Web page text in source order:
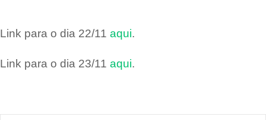
Link para o dia 22/11 aqui.
Link para o dia 23/11 aqui.